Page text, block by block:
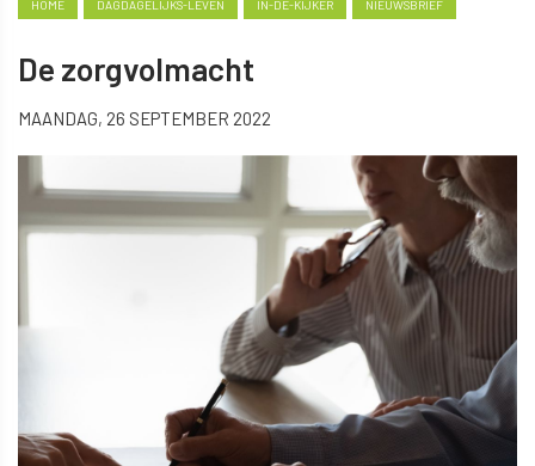
HOME DAGDAGELIJKS-LEVEN IN-DE-KIJKER NIEUWSBRIEF
De zorgvolmacht
MAANDAG, 26 SEPTEMBER 2022